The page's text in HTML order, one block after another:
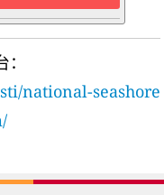
national-seashore